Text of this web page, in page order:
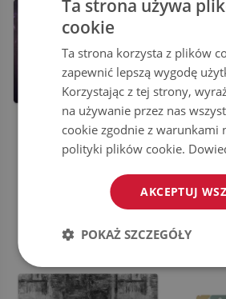
MATA POD FOTEL BIUROWY
KOSMICZNY WIR
184.99
MATA
Ta strona używa
cookie
Ta strona korzysta z plików
zapewnić lepszą wygodę
Korzystając z tej strony,
na używanie przez nas
cookie zgodnie z warunkami
polityki plików cookie.
AKCEPTUJ
POKAŻ SZCZEGÓŁY